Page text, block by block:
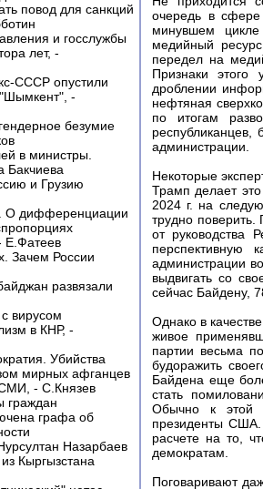
повод для санкций
и госслужбы
лет, -
СССР опустили
"Шымкент", -
безумие
в министры.
Бакчиева
и Грузию
О дифференциации
Е.Фатеев
Зачем России
развязали
вирусом
в КНР, -
Убийства
мирных афганцев
- С.Князев
граждан
графа об
Назарбаев
Кыргызстана
очередь в сфере
минувшем
медийный
передел на
Признаки
дроблении
нефтяная
по итогам
республиканцев,
администрации.
Некоторые
Трамп делает
2024 г. на
трудно поверить.
от руководства
перспективную
администрации
выдвигать со
сейчас Байдену,
Однако в
живое
партии весьма
будоражить
Байдена еще
стать
Обычно к этой
президенты США.
расчете на то,
демократам.
Поговаривают